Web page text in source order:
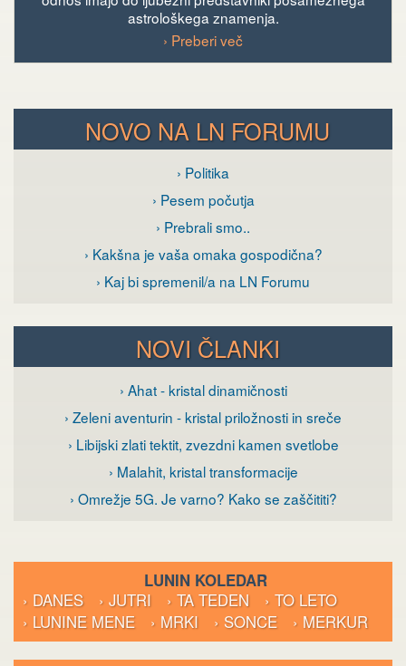
astrološkega znamenja.
› Preberi več
NOVO NA LN FORUMU
› Politika
› Pesem počutja
› Prebrali smo..
› Kakšna je vaša omaka gospodična?
› Kaj bi spremenil/a na LN Forumu
NOVI ČLANKI
› Ahat - kristal dinamičnosti
› Zeleni aventurin - kristal priložnosti in sreče
› Libijski zlati tektit, zvezdni kamen svetlobe
› Malahit, kristal transformacije
› Omrežje 5G. Je varno? Kako se zaščititi?
LUNIN KOLEDAR
› DANES
› JUTRI › TA TEDEN
› TO LETO
› LUNINE MENE
› MRKI › SONCE › MERKUR